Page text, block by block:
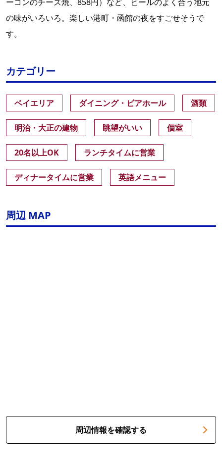
の味がいろいろ。楽しい港町・函館の夜をすごせそうで
す。
カテゴリー
ベイエリア ダイニング・ビアホール 酒類
明治・大正の建物 眺望がいい 個室
20名以上OK ランチタイムに営業
ディナータイムに営業 英語メニュー
周辺 MAP
周辺情報を確認する